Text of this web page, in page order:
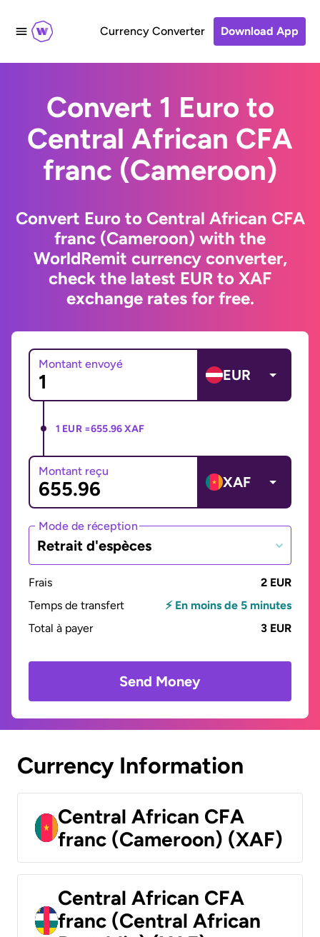
Currency Converter Download App
Convert 1 Euro to
Central African CFA
franc (Cameroon)
Convert Euro to Central African CFA
franc (Cameroon) with the
WorldRemit currency converter,
check the latest EUR to XAF
exchange rates for free.
Montant envoyé
EUR
1 EUR =655.96 XAF
Montant reçu
XAF
Mode de réception
Retrait d'espèces
Frais
2 EUR
Temps de transfert
⚡ En moins de 5 minutes
Total à payer
3 EUR
Send Money
Currency Information
Central African CFA
franc (Cameroon) (XAF)
Central African CFA
franc (Central African